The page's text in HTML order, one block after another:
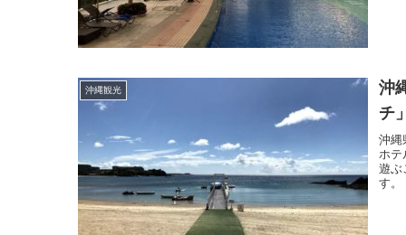
沖縄観光
沖
チ
沖縄
ホテ
遊ぶ
す。